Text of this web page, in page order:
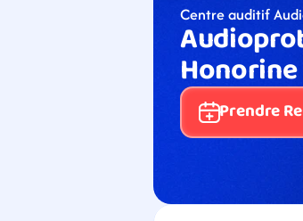
Centre auditif
Honorine
Prendre